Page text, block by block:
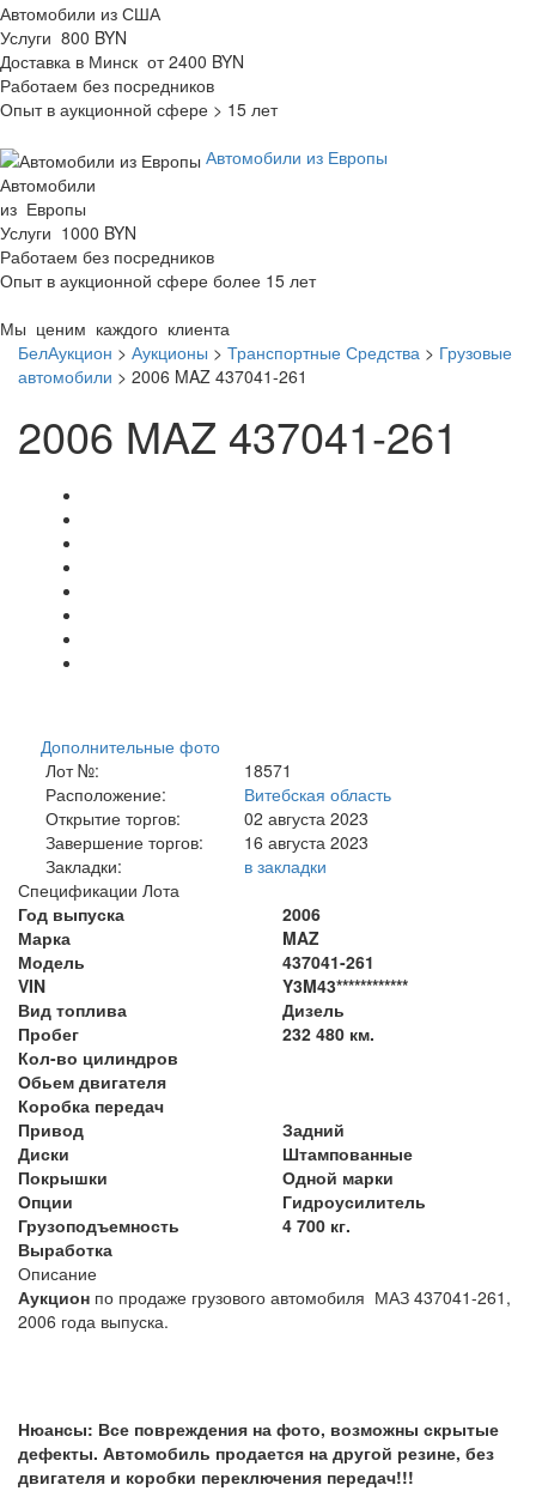
Автомобили из США
Услуги 800 BYN
Доставка в Минск от 2400 BYN
Работаем без посредников
Опыт в аукционной сфере > 15 лет
Автомобили из Европы
Автомобили
из Европы
Услуги 1000 BYN
Работаем без посредников
Опыт в аукционной сфере более 15 лет
Мы ценим каждого клиента
БелАукцион > Аукционы > Транспортные Средства > Грузовые
автомобили > 2006 MAZ 437041-261
2006 MAZ 437041-261
Дополнительные фото
Лот №:
18571
Расположение:
Витебская область
Открытие торгов:
02 августа 2023
Завершение торгов:
16 августа 2023
Закладки:
в закладки
Спецификации Лота
Год выпуска
2006
Марка
MAZ
Модель
437041-261
VIN
Y3M43************
Вид топлива
Дизель
Пробег
232 480 км.
Кол-во цилиндров
Обьем двигателя
Коробка передач
Привод
Задний
Диски
Штампованные
Покрышки
Одной марки
Опции
Гидроусилитель
Грузоподъемность
4 700 кг.
Выработка
Описание
Аукцион по продаже грузового автомобиля МАЗ 437041-261,
2006 года выпуска.
Нюансы: Все повреждения на фото, возможны скрытые
дефекты. Автомобиль продается на другой резине, без
двигателя и коробки переключения передач!!!